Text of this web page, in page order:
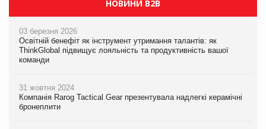
НОВИНИ B2B
03 березня 2026
Освітній бенефіт як інструмент утримання талантів: як
ThinkGlobal підвищує лояльність та продуктивність вашої
команди
31 жовтня 2024
Компанія Rarog Tactical Gear презентувала надлегкі керамічні
бронеплити